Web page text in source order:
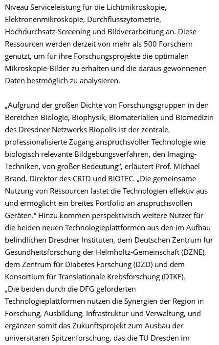
Niveau Serviceleistung für die Lichtmikroskopie,
Elektronenmikroskopie, Durchflusszytometrie,
Hochdurchsatz-Screening und Bildverarbeitung an. Diese
Ressourcen werden derzeit von mehr als 500 Forschern
genutzt, um für ihre Forschungsprojekte die optimalen
Mikroskopie-Bilder zu erhalten und die daraus gewonnenen
Daten bestmöglich zu analysieren.
„Aufgrund der großen Dichte von Forschungsgruppen in den
Bereichen Biologie, Biophysik, Biomaterialien und Biomedizin
des Dresdner Netzwerks Biopolis ist der zentrale,
professionalisierte Zugang anspruchsvoller Technologie wie
biologisch relevante Bildgebungsverfahren, den Imaging-
Techniken, von großer Bedeutung“, erläutert Prof. Michael
Brand, Direktor des CRTD und BIOTEC. „Die gemeinsame
Nutzung von Ressourcen lastet die Technologien effektiv aus
und ermöglicht ein breites Portfolio an anspruchsvollen
Geräten.“ Hinzu kommen perspektivisch weitere Nutzer für
die beiden neuen Technologieplattformen aus den im Aufbau
befindlichen Dresdner Instituten, dem Deutschen Zentrum für
Gesundheitsforschung der Helmholtz-Gemeinschaft (DZNE),
dem Zentrum für Diabetes Forschung (DZD) und dem
Konsortium für Translationale Krebsforschung (DTKF).
„Die beiden durch die DFG geförderten
Technologieplattformen nutzen die Synergien der Region in
Forschung, Ausbildung, Infrastruktur und Verwaltung, und
ergänzen somit das Zukunftsprojekt zum Ausbau der
universitären Spitzenforschung, das die TU Dresden im